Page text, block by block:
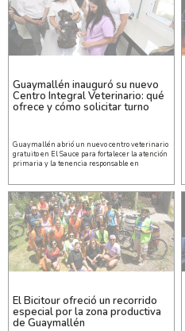
Guaymallén inauguró su nuevo
Centro Integral Veterinario: qué
ofrece y cómo solicitar turno
Guaymallén abrió un nuevo centro veterinario
gratuito en El Sauce para fortalecer la atención
primaria y la tenencia responsable en
El Bicitour ofreció un recorrido
especial por la zona productiva
de Guaymallén